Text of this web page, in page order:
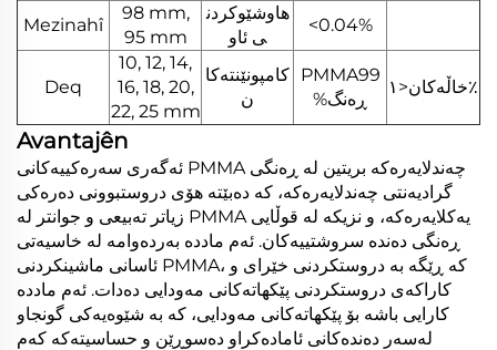
Mezinahî
98 mm,
95 mm
هاوشێوکردن
ی ئاو
<0.04%
Deq
10, 12, 14,
16, 18, 20,
22, 25 mm
کامپونێنتەکا
ن
PMMA99
%ڕەنگ
خاڵەکان<١٪
Avantajên
ئەگەری سەرەکییەکانی PMMA چەندلايەرەکە بریتین لە ڕەنگی
گرادیەنتی چەندلايەرەکە، کە دەبێتە هۆی دروستبوونی دەرەکی
زیاتر تەبیعی و جوانتر لە PMMA یەکلايەرەکە، و نزیکە لە قوڵایی
ڕەنگی دەندە سروشتییەکان. ئەم ماددە بەردەوامە لە خاسیەتی
ئاسانی ماشینکردنی PMMA، کە ڕێگە بە دروستکردنی خێرای و
کاراکەی دروستکردنی پێکهاتەکانی مەودایی دەدات. ئەم ماددە
کارایی باشە بۆ پێکهاتەکانی مەودایی، کە بە شێوەیەکی گونجاو
لەسەر دەندەکانی ئامادەکراو دەسوڕێن و حساسیتەکە کەم